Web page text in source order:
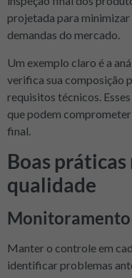
projetada para minimizar
demandas do mercado.
Um exemplo claro é a
verifica sua composição
requisitos técnicos.
que podem
final.
Boas
qualidade
Manter o controle em
identificar problemas